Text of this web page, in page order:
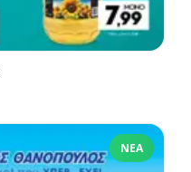
ΝΈΑ